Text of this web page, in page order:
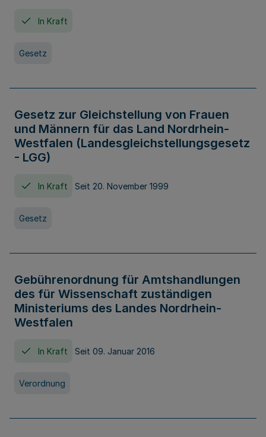
In Kraft
Gesetz
Gesetz zur Gleichstellung von Frauen
und Männern für das Land Nordrhein-
Westfalen (Landesgleichstellungsgesetz
- LGG)
In Kraft Seit 20. November 1999
Gesetz
Gebührenordnung für Amtshandlungen
des für Wissenschaft zuständigen
Ministeriums des Landes Nordrhein-
Westfalen
In Kraft Seit 09. Januar 2016
Verordnung